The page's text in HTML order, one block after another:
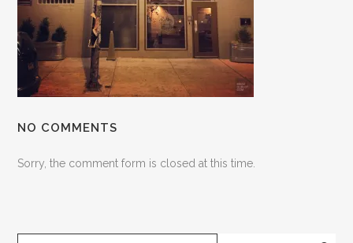
NO COMMENTS
Sorry, the comment form is closed at this time.